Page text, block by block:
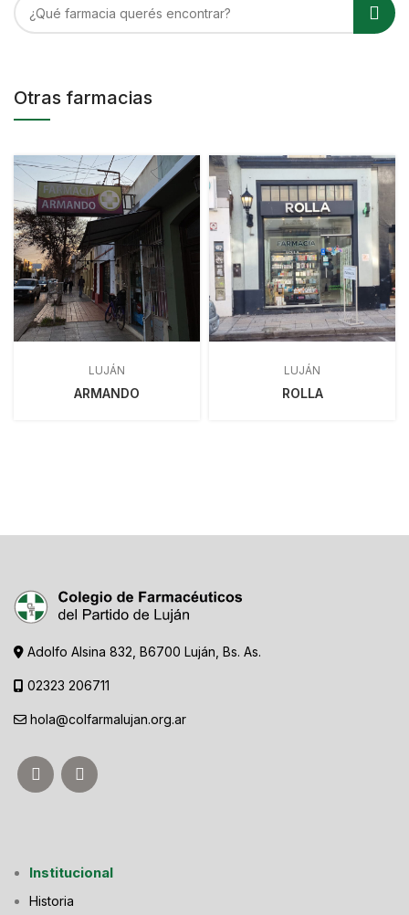
Otras farmacias
LUJÁN
ARMANDO
LUJÁN
ROLLA
Adolfo Alsina 832, B6700 Luján, Bs. As.
02323 206711
hola@colfarmalujan.org.ar
Institucional
Historia